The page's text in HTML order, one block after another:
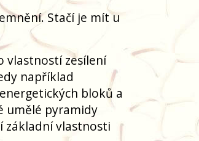
Stačí je mít u
vlastností zesílení
například
bloků a
umělé pyramidy
základní vlastnosti